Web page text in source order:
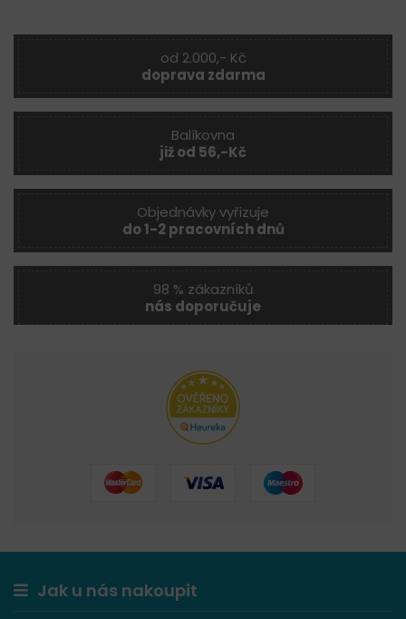
od 2.000,- Kč
doprava zdarma
Balíkovna
již od 56,-Kč
Objednávky vyřizuje
do 1-2 pracovních dnů
98 % zákazníků
nás doporučuje
Jak u nás nakoupit